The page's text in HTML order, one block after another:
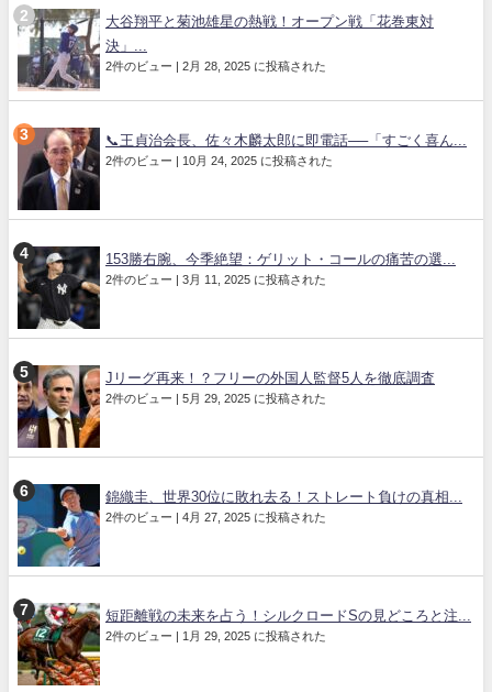
大谷翔平と菊池雄星の熱戦！オープン戦「花巻東対
決」...
2件のビュー | 2月 28, 2025 に投稿された
📞王貞治会長、佐々木麟太郎に即電話──「すごく喜ん...
2件のビュー | 10月 24, 2025 に投稿された
153勝右腕、今季絶望：ゲリット・コールの痛苦の選...
2件のビュー | 3月 11, 2025 に投稿された
Jリーグ再来！？フリーの外国人監督5人を徹底調査
2件のビュー | 5月 29, 2025 に投稿された
錦織圭、世界30位に敗れ去る！ストレート負けの真相...
2件のビュー | 4月 27, 2025 に投稿された
短距離戦の未来を占う！シルクロードSの見どころと注...
2件のビュー | 1月 29, 2025 に投稿された